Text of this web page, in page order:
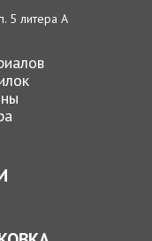
5 литера А